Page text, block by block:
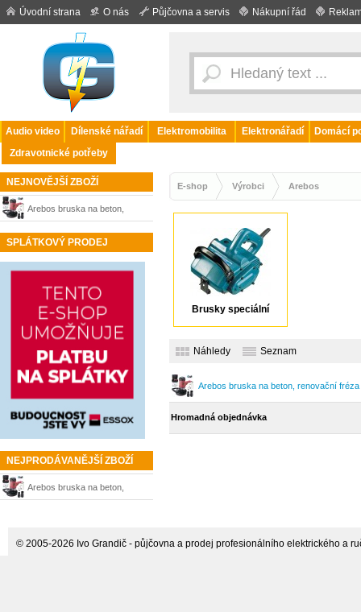
Úvodní strana O nás Půjčovna a servis Nákupní řád
Audio video Dílenské nářadí Elektromobilita Elektronářadí
Domácí
Zdravotnické potřeby
NEJNOVĚJŠÍ ZBOŽÍ
Arebos bruska na beton,
renovační fréza 1500W + kufr
SPLÁTKOVÝ PRODEJ
NEJPRODÁVANĚJŠÍ ZBOŽÍ
Arebos bruska na beton,
E-shop Výrobci Arebos
Brusky speciální
Náhledy Seznam
Arebos bruska na beton, renovační
Hromadná objednávka
© 2005-2026 Ivo Grandič - půjčovna a prodej profesionálního elektrického a